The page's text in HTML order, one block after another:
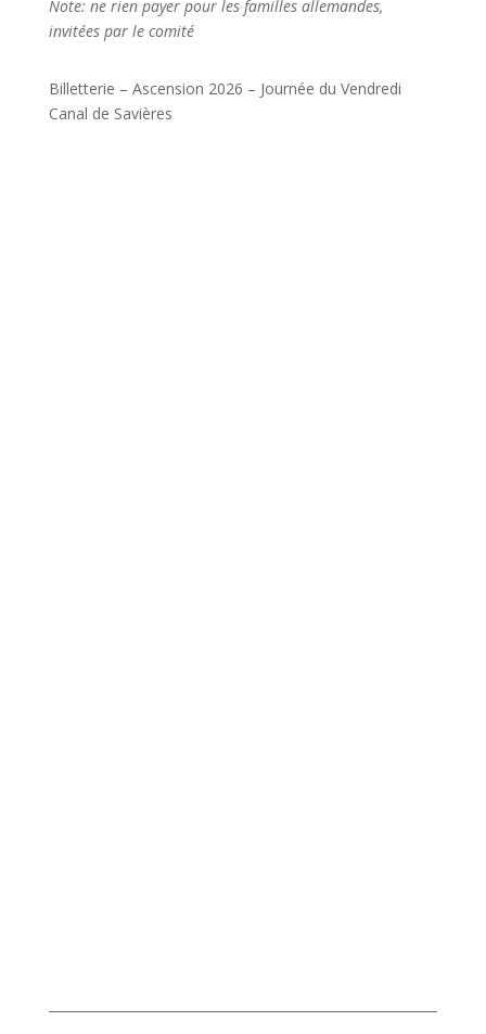
Note: ne rien payer pour les familles allemandes,
invitées par le comité
Billetterie – Ascension 2026 – Journée du Vendredi
Canal de Savières